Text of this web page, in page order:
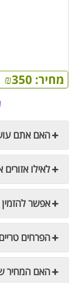
מחיר: ₪350
האם אתם
לאילו
אפשר
הפרחים
האם המחיר